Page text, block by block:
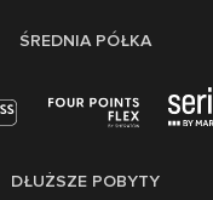
ŚREDNIA PÓŁKA
DŁUŻSZE POBYTY